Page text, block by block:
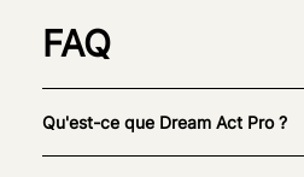
FAQ
Qu'est-ce que Dream Act Pro ?